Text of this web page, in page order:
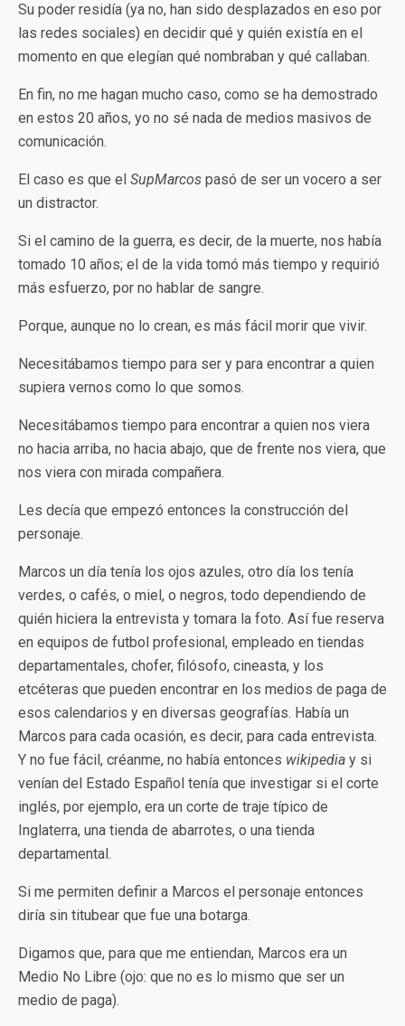
Su poder residía (ya no, han sido desplazados en eso por
las redes sociales) en decidir qué y quién existía en el
momento en que elegían qué nombraban y qué callaban.
En fin, no me hagan mucho caso, como se ha demostrado
en estos 20 años, yo no sé nada de medios masivos de
comunicación.
El caso es que el SupMarcos pasó de ser un vocero a ser
un distractor.
Si el camino de la guerra, es decir, de la muerte, nos había
tomado 10 años; el de la vida tomó más tiempo y requirió
más esfuerzo, por no hablar de sangre.
Porque, aunque no lo crean, es más fácil morir que vivir.
Necesitábamos tiempo para ser y para encontrar a quien
supiera vernos como lo que somos.
Necesitábamos tiempo para encontrar a quien nos viera
no hacia arriba, no hacia abajo, que de frente nos viera, que
nos viera con mirada compañera.
Les decía que empezó entonces la construcción del
personaje.
Marcos un día tenía los ojos azules, otro día los tenía
verdes, o cafés, o miel, o negros, todo dependiendo de
quién hiciera la entrevista y tomara la foto. Así fue reserva
en equipos de futbol profesional, empleado en tiendas
departamentales, chofer, filósofo, cineasta, y los
etcéteras que pueden encontrar en los medios de paga de
esos calendarios y en diversas geografías. Había un
Marcos para cada ocasión, es decir, para cada entrevista.
Y no fue fácil, créanme, no había entonces wikipedia y si
venían del Estado Español tenía que investigar si el corte
inglés, por ejemplo, era un corte de traje típico de
Inglaterra, una tienda de abarrotes, o una tienda
departamental.
Si me permiten definir a Marcos el personaje entonces
diría sin titubear que fue una botarga.
Digamos que, para que me entiendan, Marcos era un
Medio No Libre (ojo: que no es lo mismo que ser un
medio de paga).